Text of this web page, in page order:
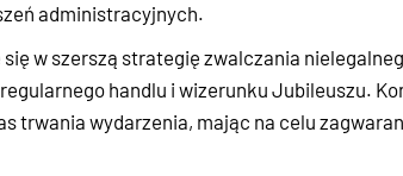
administracyjnych.
w szerszą strategię zwalczania
handlu i wizerunku Jubileuszu.
trwania wydarzenia, mając na celu